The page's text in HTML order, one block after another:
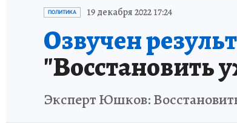
ИСПЫТАНО НА СЕБЕ
ПОЛИТИКА 19 декабря 2022 17:24
Озвучен
"Восстановить
Эксперт Юшков: